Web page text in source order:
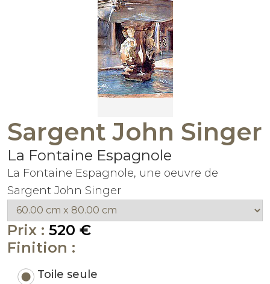
Sargent John Singer
La Fontaine Espagnole
La Fontaine Espagnole, une oeuvre de
Sargent John Singer
Prix : 520 €
Finition :
Toile seule